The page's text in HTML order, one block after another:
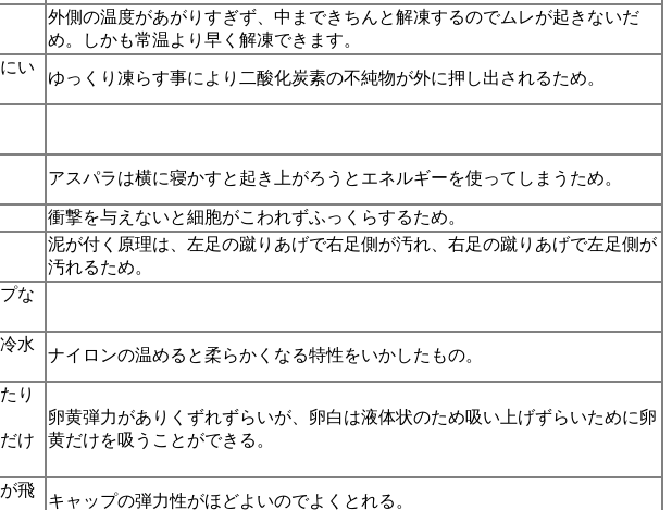
外側の温度があがりすぎず、中まできちんと解凍するのでムレが起きないだ
め。しかも常温より早く解凍できます。
い
ゆっくり凍らす事により二酸化炭素の不純物が外に押し出されるため。
アスパラは横に寝かすと起き上がろうとエネルギーを使ってしまうため。
衝撃を与えないと細胞がこわれずふっくらするため。
泥が付く原理は、左足の蹴りあげで右足側が汚れ、右足の蹴りあげで左足側が
汚れるため。
な
水
ナイロンの温めると柔らかくなる特性をいかしたもの。
り
け
卵黄弾力がありくずれずらいが、卵白は液体状のため吸い上げずらいために卵
黄だけを吸うことができる。
飛
キャップの弾力性がほどよいのでよくとれる。